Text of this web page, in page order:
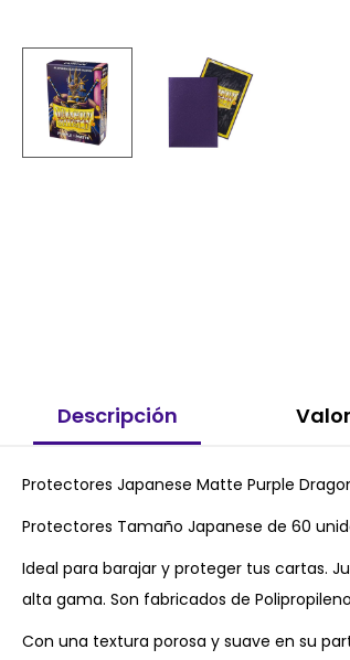
Descripción
Protectores Japanese Matte Purple
Protectores Tamaño Japanese de 60
Ideal para barajar y proteger tus cartas.
alta gama. Son fabricados de
Con una textura porosa y suave en su